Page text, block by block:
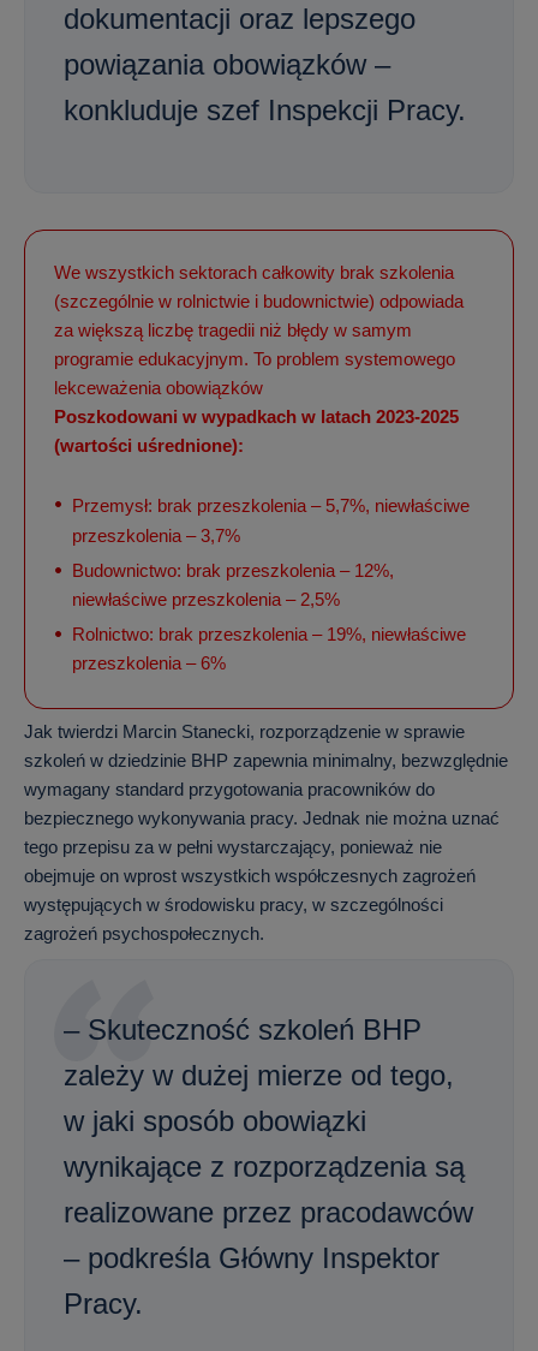
dokumentacji oraz lepszego
powiązania obowiązków –
konkluduje szef Inspekcji Pracy.
We wszystkich sektorach całkowity brak szkolenia
(szczególnie w rolnictwie i budownictwie) odpowiada
za większą liczbę tragedii niż błędy w samym
programie edukacyjnym. To problem systemowego
lekceważenia obowiązków
Poszkodowani w wypadkach w latach 2023-2025
(wartości uśrednione):
Przemysł: brak przeszkolenia – 5,7%, niewłaściwe
przeszkolenia – 3,7%
Budownictwo: brak przeszkolenia – 12%,
niewłaściwe przeszkolenia – 2,5%
Rolnictwo: brak przeszkolenia – 19%, niewłaściwe
przeszkolenia – 6%
Jak twierdzi Marcin Stanecki, rozporządzenie w sprawie
szkoleń w dziedzinie BHP zapewnia minimalny, bezwzględnie
wymagany standard przygotowania pracowników do
bezpiecznego wykonywania pracy. Jednak nie można uznać
tego przepisu za w pełni wystarczający, ponieważ nie
obejmuje on wprost wszystkich współczesnych zagrożeń
występujących w środowisku pracy, w szczególności
zagrożeń psychospołecznych.
– Skuteczność szkoleń BHP
zależy w dużej mierze od tego,
w jaki sposób obowiązki
wynikające z rozporządzenia są
realizowane przez pracodawców
– podkreśla Główny Inspektor
Pracy.